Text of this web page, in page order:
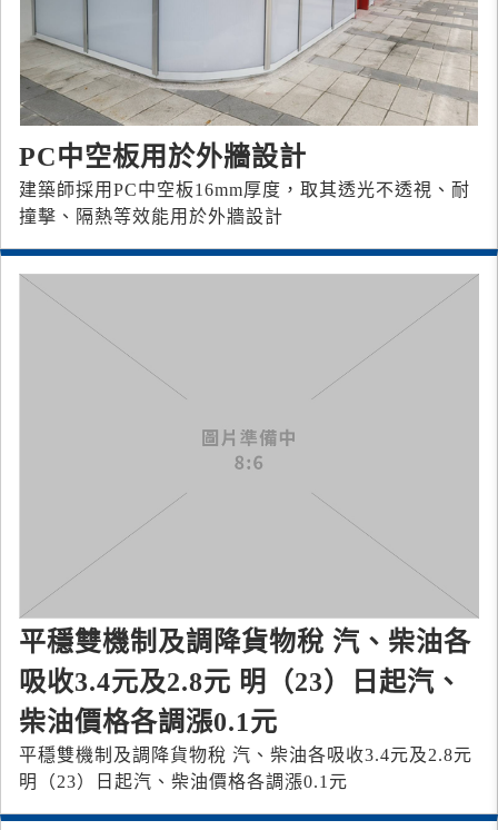
PC中空板用於外牆設計
建築師採用PC中空板16mm厚度，取其透光不透視、耐
撞擊、隔熱等效能用於外牆設計
平穩雙機制及調降貨物稅 汽、柴油各
吸收3.4元及2.8元 明（23）日起汽、
柴油價格各調漲0.1元
平穩雙機制及調降貨物稅 汽、柴油各吸收3.4元及2.8元
明（23）日起汽、柴油價格各調漲0.1元